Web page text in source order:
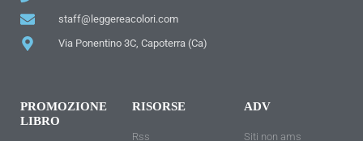
staff@leggereacolori.com
Via Ponentino 3C, Capoterra (Ca)
PROMOZIONE
LIBRO
RISORSE
Rss
ADV
Siti non ams